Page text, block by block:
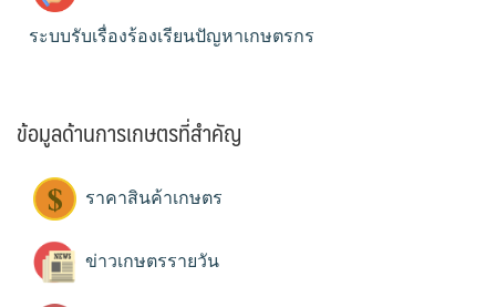
ระบบรับเรื่องร้องเรียนปัญหาเกษตรกร
ข้อมูลด้านการเกษตรที่สำคัญ
ราคาสินค้าเกษตร
ข่าวเกษตรรายวัน